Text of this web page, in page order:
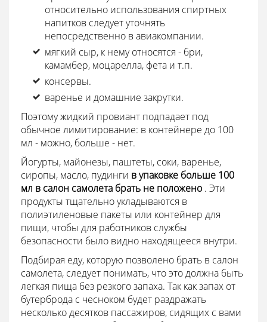
относительно использования спиртных
напитков следует уточнять
непосредственно в авиакомпании.
мягкий сыр, к нему относятся - бри,
камамбер, моцарелла, фета и т.п.
консервы.
варенье и домашние закрутки.
Поэтому жидкий провиант подпадает под
обычное лимитирование: в контейнере до 100
мл - можно, больше - нет.
Йогурты, майонезы, паштеты, соки, варенье,
сиропы, масло, пудинги в упаковке больше 100
мл в салон самолета брать не положено . Эти
продукты тщательно укладываются в
полиэтиленовые пакеты или контейнер для
пищи, чтобы для работников службы
безопасности было видно находящееся внутри.
Подбирая еду, которую позволено брать в салон
самолета, следует понимать, что это должна быть
легкая пища без резкого запаха. Так как запах от
бутерброда с чесноком будет раздражать
несколько десятков пассажиров, сидящих с вами